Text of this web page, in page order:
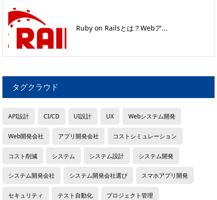
Ruby on Railsとは？Webア...
タグクラウド
API設計 CI/CD UI設計 UX Webシステム開発
Web開発会社 アプリ開発会社 コストシミュレーション
コスト削減 システム システム設計 システム開発
システム開発会社 システム開発会社選び スマホアプリ開発
セキュリティ テスト自動化 プロジェクト管理